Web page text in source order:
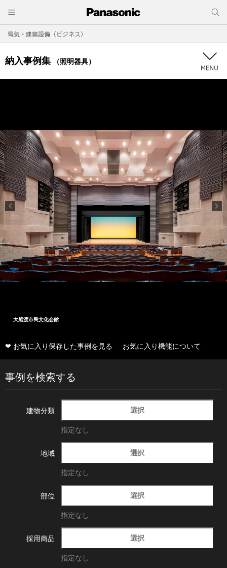
電気・建築設備（ビジネス）
納入事例集 （照明器具）
大船渡市民文化会館
❤ お気に入り保存した事例を見る お気に入り機能について
事例を検索する
建物分類 選択
指定なし
地域 選択
指定なし
部位 選択
指定なし
採用商品 選択
指定なし